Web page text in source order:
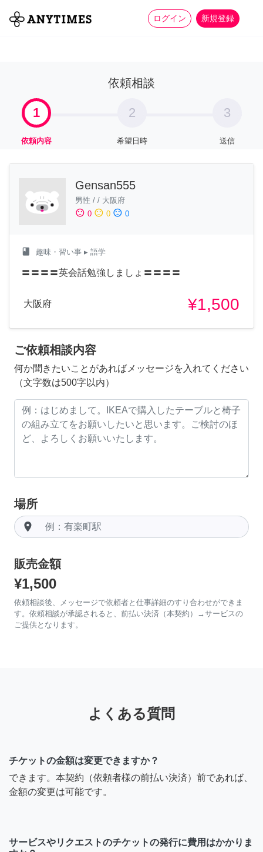
ログイン 新規登録
全て 家事 more_horiz
依頼相談
1
依頼内容
2
希望日時
3
送信
Gensan555
男性 / / 大阪府
sentiment_satisfied 0 sentiment_neutral 0 sentiment_dissatisfied 0
class 趣味・習い事 ▸ 語学
〓〓〓〓英会話勉強しましょ〓〓〓〓
大阪府 ¥1,500
ご依頼相談内容
何か聞きたいことがあればメッセージを入れてください
（文字数は500字以内）
場所
room
販売金額
¥1,500
依頼相談後、メッセージで依頼者と仕事詳細のすり合わせができま
す。依頼相談が承認されると、前払い決済（本契約）→サービスの
ご提供となります。
よくある質問
チケットの金額は変更できますか？
できます。本契約（依頼者様の前払い決済）前であれば、
金額の変更は可能です。
サービスやリクエストのチケットの発行に費用はかかりま